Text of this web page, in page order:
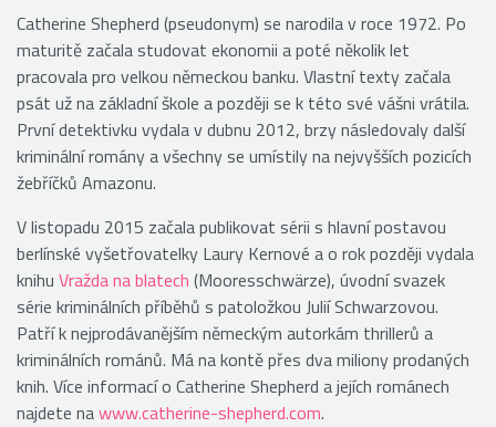
Catherine Shepherd (pseudonym) se narodila v roce 1972. Po
maturitě začala studovat ekonomii a poté několik let
pracovala pro velkou německou banku. Vlastní texty začala
psát už na základní škole a později se k této své vášni vrátila.
První detektivku vydala v dubnu 2012, brzy následovaly další
kriminální romány a všechny se umístily na nejvyšších pozicích
žebříčků Amazonu.
V listopadu 2015 začala publikovat sérii s hlavní postavou
berlínské vyšetřovatelky Laury Kernové a o rok později vydala
knihu Vražda na blatech (Mooresschwärze), úvodní svazek
série kriminálních příběhů s patoložkou Julií Schwarzovou.
Patří k nejprodávanějším německým autorkám thrillerů a
kriminálních románů. Má na kontě přes dva miliony prodaných
knih. Více informací o Catherine Shepherd a jejích románech
najdete nawww.catherine-shepherd.com.